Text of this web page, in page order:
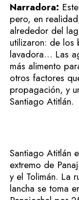
Narradora:
pero, en
alrededor del
utilizaron: de los
lavadora… Las
más alimento
otros factores
propagación, y
Santiago Atitlán.
Santiago Atitlán
extremo de
y el Tolimán. La
lancha se toma